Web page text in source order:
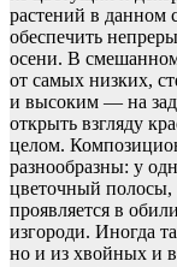
растений в данном
обеспечить
осени. В
от самых низких,
и высоким — на
открыть взгляду
целом.
разнообразны: у
цветочный полосы,
проявляется в
изгороди. Иногда
но и из хвойных и